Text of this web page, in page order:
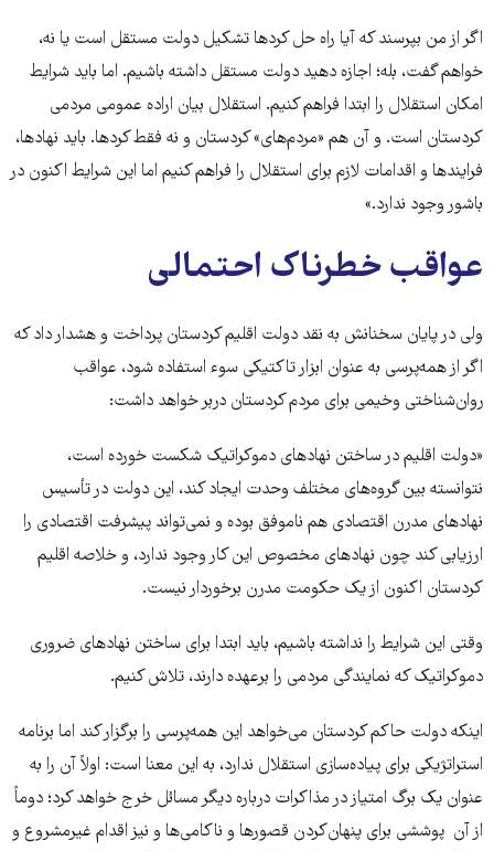
اگر از من بپرسند که آیا راه حل کردها تشکیل دولت مستقل است یا نه،
خواهم گفت، بله؛ اجازه دهید دولت مستقل داشته باشیم. اما باید شرایط
امکان استقلال را ابتدا فراهم کنیم. استقلال بیان اراده عمومی مردمی
کردستان است. و آن هم «مردم‌های» کردستان و نه فقط کردها. باید نهادها،
فرایندها و اقدامات لازم برای استقلال را فراهم کنیم اما این شرایط اکنون در
باشور وجود ندارد.»
عواقب خطرناک احتمالی
ولی در پایان سخنانش به نقد دولت اقلیم کردستان پرداخت و هشدار داد که
اگر از همه‌پرسی به عنوان ابزار تاکتیکی سوء استفاده شود، عواقب
روان‌شناختی وخیمی برای مردم کردستان دربر خواهد داشت:
«دولت اقلیم در ساختن نهاد‌های دموکراتیک شکست خورده است،
نتوانسته بین گروه‌های مختلف وحدت ایجاد کند، این دولت در تأسیس
نهادهای مدرن اقتصادی هم ناموفق بوده و نمی‌تواند پیشرفت اقتصادی را
ارزیابی کند چون نهادهای مخصوص این کار وجود ندارد، و خلاصه اقلیم
کردستان اکنون از یک حکومت مدرن برخوردار نیست.
وقتی این شرایط را نداشته باشیم، باید ابتدا برای ساختن نهادهای ضروری
دموکراتیک که نمایندگی مردمی را برعهده دارند، تلاش کنیم.
اینکه دولت حاکم کردستان می‌خواهد این همه‌پرسی را برگزار کند اما برنامه
استراتژیکی برای پیاده‌سازی استقلال ندارد، به این معنا است: اولاً آن را به
عنوان یک برگ امتیاز در مذاکرات درباره دیگر مسائل خرج خواهد کرد؛ دوماً
از آن پوششی برای پنهان‌کردن قصورها و ناکامی‌ها و نیز اقدام غیرمشروع و